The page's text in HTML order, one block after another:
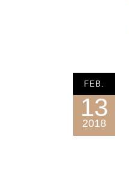
FEB.
13
2018